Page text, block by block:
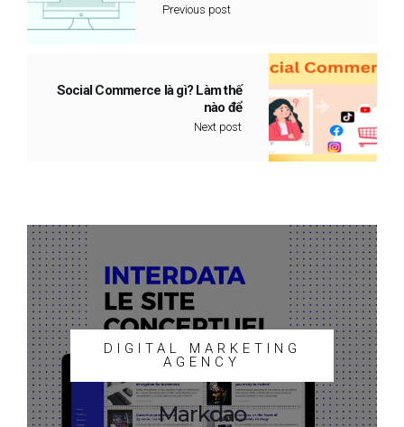
Previous post
Social Commerce là gì? Làm thế
nào để
Next post
DIGITAL MARKETING
AGENCY
Markdao